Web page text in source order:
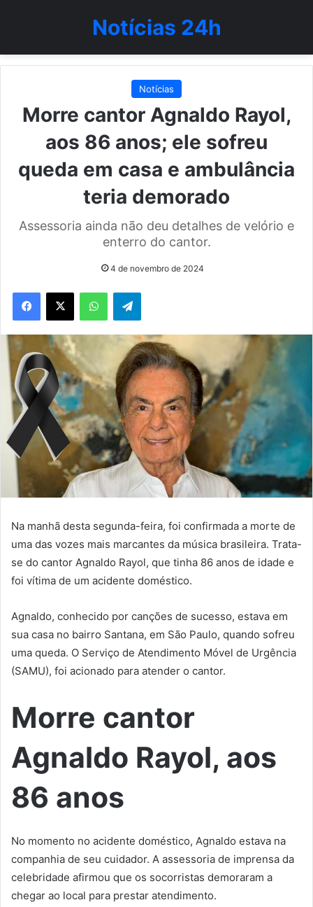
Notícias 24h
Notícias
Morre cantor Agnaldo Rayol,
aos 86 anos; ele sofreu
queda em casa e ambulância
teria demorado
Assessoria ainda não deu detalhes de velório e
enterro do cantor.
4 de novembro de 2024
WhatsAppTelegram
Na manhã desta segunda-feira, foi confirmada a morte de
uma das vozes mais marcantes da música brasileira. Trata-
se do cantor Agnaldo Rayol, que tinha 86 anos de idade e
foi vítima de um acidente doméstico.
Agnaldo, conhecido por canções de sucesso, estava em
sua casa no bairro Santana, em São Paulo, quando sofreu
uma queda. O Serviço de Atendimento Móvel de Urgência
(SAMU), foi acionado para atender o cantor.
Morre cantor
Agnaldo Rayol, aos
86 anos
No momento no acidente doméstico, Agnaldo estava na
companhia de seu cuidador. A assessoria de imprensa da
celebridade afirmou que os socorristas demoraram a
chegar ao local para prestar atendimento.